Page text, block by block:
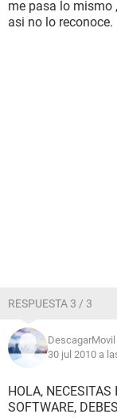
me pasa lo mismo
asi no lo reconoce.
RESPUESTA 3 / 3
DescagarMovil
30 jul 2010 a
HOLA,
SOFTWARE,